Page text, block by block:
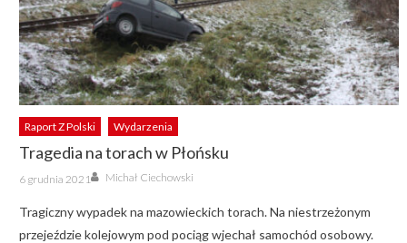
Raport Z Polski Wydarzenia
Tragedia na torach w Płońsku
Posted
on
6 grudnia 2021 Author
Michał Ciechowski
Tragiczny wypadek na mazowieckich torach. Na niestrzeżonym
przejeździe kolejowym pod pociąg wjechał samochód osobowy.